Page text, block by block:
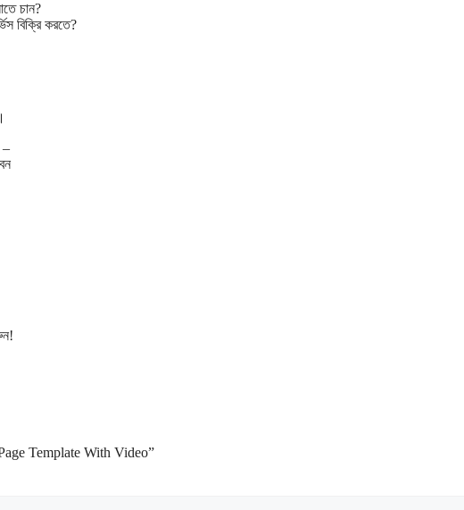
চান?
বিক্রি করতে?
–
Template With Video”